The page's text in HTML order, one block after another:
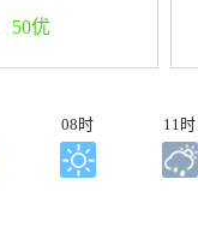
50优
08时 11时